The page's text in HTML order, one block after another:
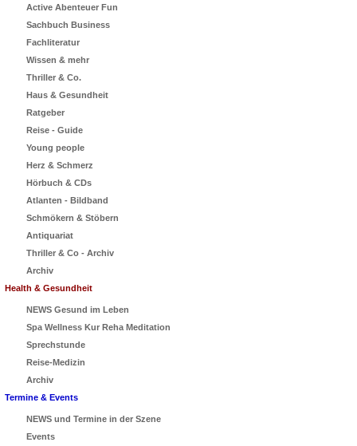
Active Abenteuer Fun
Sachbuch Business
Fachliteratur
Wissen & mehr
Thriller & Co.
Haus & Gesundheit
Ratgeber
Reise - Guide
Young people
Herz & Schmerz
Hörbuch & CDs
Atlanten - Bildband
Schmökern & Stöbern
Antiquariat
Thriller & Co - Archiv
Archiv
Health & Gesundheit
NEWS Gesund im Leben
Spa Wellness Kur Reha Meditation
Sprechstunde
Reise-Medizin
Archiv
Termine & Events
NEWS und Termine in der Szene
Events